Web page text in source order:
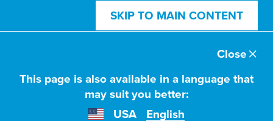
SKIP TO MAIN CONTENT
This page is also available in a language that
may suit you better:
USA
English
Close